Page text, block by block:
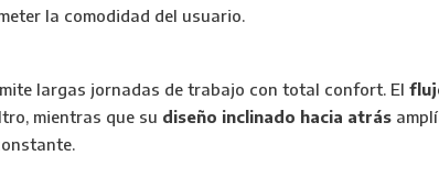
la comodidad del usuario.
largas jornadas de trabajo con total confort. El
mientras que su diseño inclinado hacia atrás